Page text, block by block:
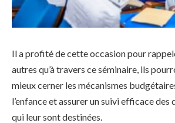
Il a profité de cette occasion pour
autres qu’à travers ce séminaire, ils
mieux cerner les mécanismes
l’enfance et assurer un suivi efficace des
qui leur sont destinées.